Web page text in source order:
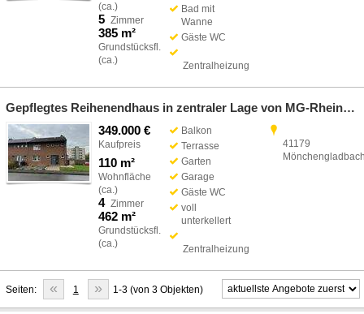
(ca.)
5 Zimmer
385 m²
Grundstücksfl.
(ca.)
Bad mit
Wanne
Gäste WC
Zentralheizung
Gepflegtes Reihenendhaus in zentraler Lage von MG-Rheindahlen
349.000 €
Kaufpreis
110 m²
Wohnfläche
(ca.)
4 Zimmer
462 m²
Grundstücksfl.
(ca.)
Balkon
Terrasse
Garten
Garage
Gäste WC
voll
unterkellert
Zentralheizung
41179
Seiten: « 1 » 1-3 (von 3 Objekten)